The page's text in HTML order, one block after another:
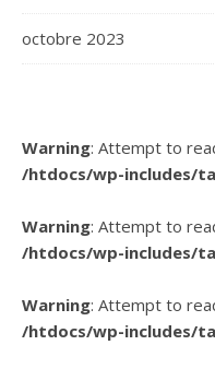
octobre 2023
Warning: Attempt to
/htdocs/wp-includes/
Warning: Attempt to
/htdocs/wp-includes/
Warning: Attempt to
/htdocs/wp-includes/